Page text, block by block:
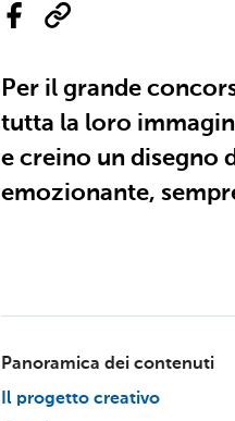
Per il grande
tutta la loro
e creino un disegno
emozionante,
Panoramica dei contenuti
Il progetto creativo